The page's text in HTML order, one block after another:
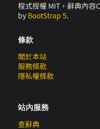
程式授權 MIT，辭典內容
by BootStrap 5.
條款
關於本站
服務條款
隱私權條款
站內服務
查辭典